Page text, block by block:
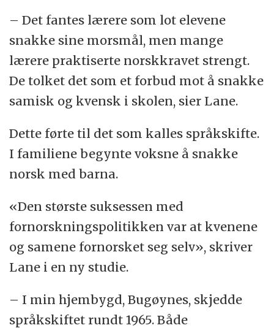
– Det fantes lærere som lot elevene
snakke sine morsmål, men mange
lærere praktiserte norskkravet strengt.
De tolket det som et forbud mot å snakke
samisk og kvensk i skolen, sier Lane.
Dette førte til det som kalles språkskifte.
I familiene begynte voksne å snakke
norsk med barna.
«Den største suksessen med
fornorskningspolitikken var at kvenene
og samene fornorsket seg selv», skriver
Lane i en ny studie.
– I min hjembygd, Bugøynes, skjedde
språkskiftet rundt 1965. Både